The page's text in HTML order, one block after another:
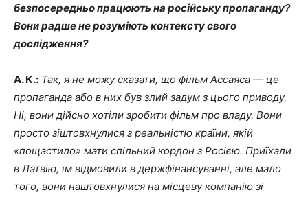
безпосередньо працюють на російську пропаганду?
Вони радше не розуміють контексту свого
дослідження?
А. К.: Так, я не можу сказати, що фільм Ассаяса — це
пропаганда або в них був злий задум з цього приводу.
Ні, вони дійсно хотіли зробити фільм про владу. Вони
просто зіштовхнулися з реальністю країни, якій
«пощастило» мати спільний кордон з Росією. Приїхали
в Латвію, їм відмовили в держфінансуванні, але мало
того, вони наштовхнулися на місцеву компанію зі